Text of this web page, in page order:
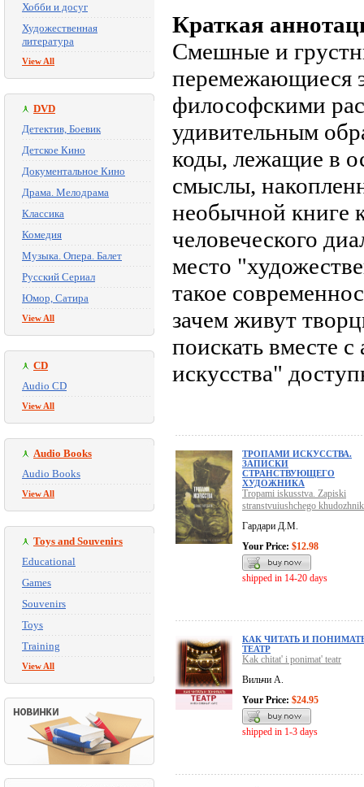
Хобби и досуг
Художественная
литература
View All
DVD
Детектив, Боевик
Детское Кино
Документальное Кино
Драма. Мелодрама
Классика
Комедия
Музыка. Опера. Балет
Русский Сериал
Юмор, Сатира
View All
CD
Audio CD
View All
Audio Books
Audio Books
View All
Toys and Souvenirs
Educational
Games
Souvenirs
Toys
Training
View All
Краткая
Смешные и
перемежающиеся
философскими
удивительным
коды, лежащие в
смыслы,
необычной книге
человеческого
место
такое
зачем живут
поискать вместе
искусства"
ТРОПАМИ ИСКУССТВА.
ЗАПИСКИ
СТРАНСТВУЮЩЕГО
ХУДОЖНИКА
Tropami iskusstva. Zapiski
stranstvuiushchego
Гардари Д.М.
Your Price: $12.98
shipped in 14-20 days
КАК ЧИТАТЬ И
ТЕАТР
Kak chitat' i ponimat' teatr
Вильчи А.
Your Price: $24.95
shipped in 1-3 days